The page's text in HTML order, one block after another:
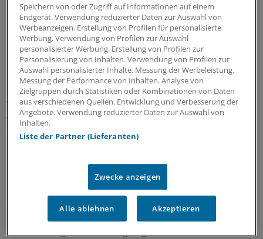
Grund hierfür sei neben der nach wie vor hohen
Beschäftigung auch die anhaltend rückläufige
Entwicklung der Unfallzahlen gewesen.
Steigende Zahl der Berufskranken
Kaum verändert habe sich dagegen die Zahl der
Verdachtsanzeigen auf eine Berufskrankheit. Sie habe im
vergangenen Jahr bei 71.685 (Vorjahr: 71.579) gelegen. In
36.754 Fällen habe sich der Verdacht bestätigt - das sind
In der Mehrzahl habe es sich hierbei um berufsbedingte
Erkrankungen der Haut gehandelt. 2457 Menschen seien
an den Folgen einer Berufskrankheit gestorben.
Hauptursache seien - wie auch in den Vorjahren -
asbestbedingte Erkrankungen gewesen.
Speichern von oder Zugriff auf Informationen auf einem
Endgerät. Verwendung reduzierter Daten zur Auswahl von
Werbeanzeigen. Erstellung von Profilen für personalisierte
Werbung. Verwendung von Profilen zur Auswahl
personalisierter Werbung. Erstellung von Profilen zur
Personalisierung von Inhalten. Verwendung von Profilen zur
Auswahl personalisierter Inhalte. Messung der Werbeleistung.
Messung der Performance von Inhalten. Analyse von
Zielgruppen durch Statistiken oder Kombinationen von Daten
aus verschiedenen Quellen. Entwicklung und Verbesserung der
Angebote. Verwendung reduzierter Daten zur Auswahl von
Inhalten.
Liste der Partner (Lieferanten)
Zwecke anzeigen
Alle ablehnen Akzeptieren